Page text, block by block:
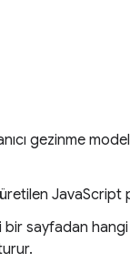
gezinme
JavaScript
sayfadan